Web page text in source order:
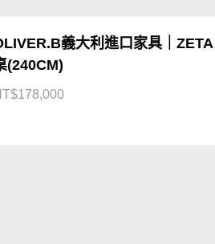
義大利進口家具｜
(240CM)
178,000